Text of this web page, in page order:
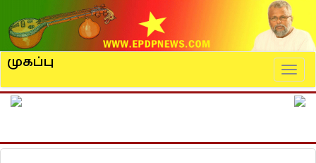
முகப்பு